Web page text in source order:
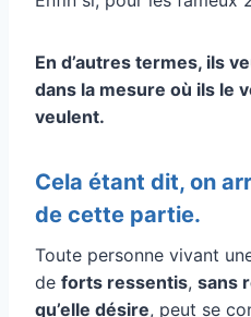
En d’autres termes, ils
dans la mesure où ils le
veulent.
Cela étant dit, on
de cette partie.
Toute personne vivant
de forts ressentis, sans
qu’elle désire, peut se